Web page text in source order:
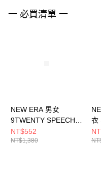
４．使用「AFTEE先享後付」時
一 必買清單 一
NEW ERA 男女
9TWENTY SPEECH
BUBBLES 波士頓塞爾
提克 NE13956999
NT$552
NT$1,380
衣
波